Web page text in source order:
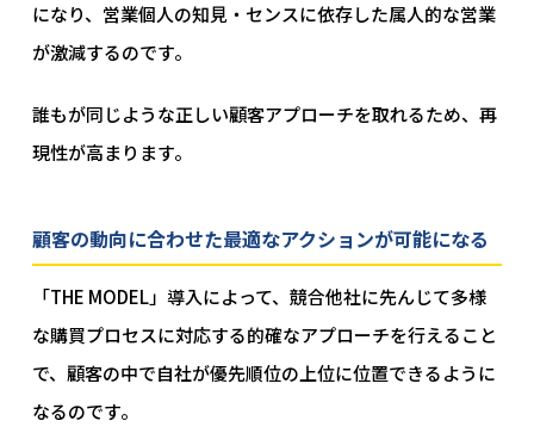
になり、営業個人の知見・センスに依存した属人的な営業
が激減するのです。
誰もが同じような正しい顧客アプローチを取れるため、再
現性が高まります。
顧客の動向に合わせた最適なアクションが可能になる
「THE MODEL」導入によって、競合他社に先んじて多様
な購買プロセスに対応する的確なアプローチを行えること
で、顧客の中で自社が優先順位の上位に位置できるように
なるのです。